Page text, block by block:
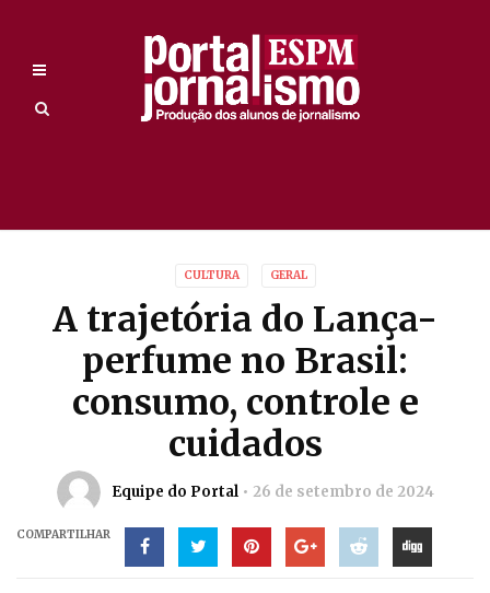
CULTURA GERAL
A trajetória do Lança-
perfume no Brasil:
consumo, controle e
cuidados
Equipe do Portal 26 de setembro de 2024
COMPARTILHAR